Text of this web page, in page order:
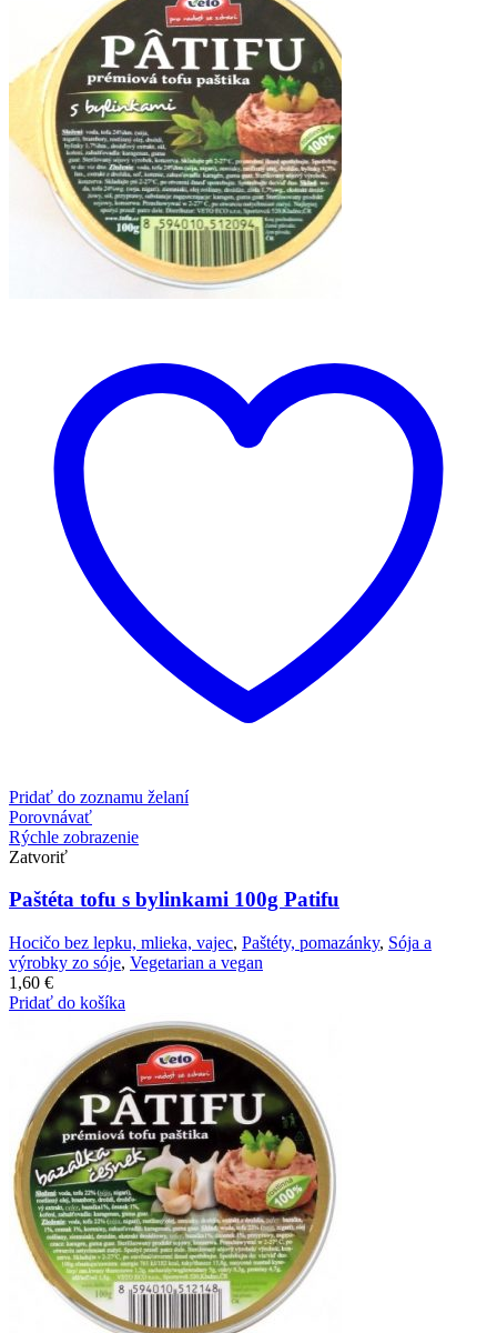
Pridať do zoznamu želaní
Porovnávať
Rýchle zobrazenie
Zatvoriť
Paštéta tofu s bylinkami 100g Patifu
Hocičo bez lepku, mlieka, vajec, Paštéty, pomazánky, Sója a
výrobky zo sóje, Vegetarian a vegan
1,60 €
Pridať do košíka